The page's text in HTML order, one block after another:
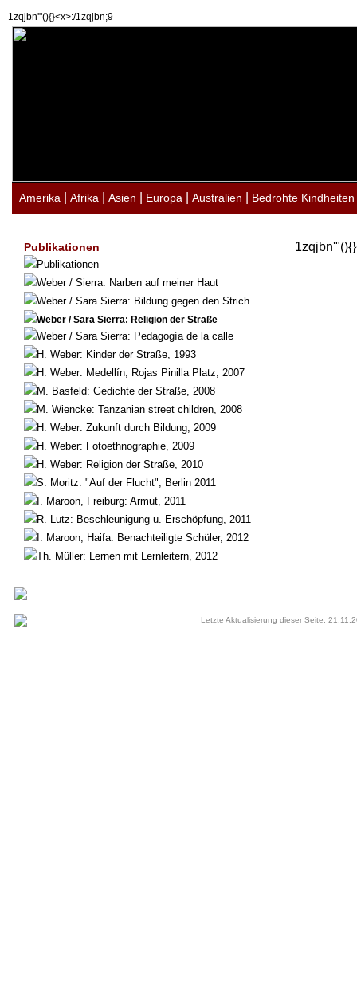
1zqjbn'"(){}<x>:/1zqjbn;9
Amerika Afrika Asien Europa Australien Bedrohte Kindheiten
Publikationen
Publikationen
Weber / Sierra: Narben auf meiner Haut
Weber / Sara Sierra: Bildung gegen den Strich
Weber / Sara Sierra: Religion der Straße
Weber / Sara Sierra: Pedagogía de la calle
H. Weber: Kinder der Straße, 1993
H. Weber: Medellín, Rojas Pinilla Platz, 2007
M. Basfeld: Gedichte der Straße, 2008
M. Wiencke: Tanzanian street children, 2008
H. Weber: Zukunft durch Bildung, 2009
H. Weber: Fotoethnographie, 2009
H. Weber: Religion der Straße, 2010
S. Moritz: "Auf der Flucht", Berlin 2011
I. Maroon, Freiburg: Armut, 2011
R. Lutz: Beschleunigung u. Erschöpfung, 2011
I. Maroon, Haifa: Benachteiligte Schüler, 2012
Th. Müller: Lernen mit Lernleitern, 2012
Letzte Aktualisierung dieser Seite: